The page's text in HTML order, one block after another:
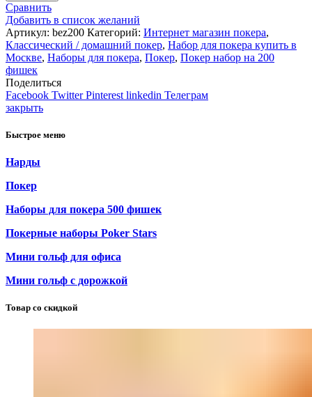
Сравнить
Добавить в список желаний
Артикул: bez200 Категорий: Интернет магазин покера,
Классический / домашний покер, Набор для покера купить в
Москве, Наборы для покера, Покер, Покер набор на 200
фишек
Поделиться
Facebook Twitter Pinterest linkedin Телеграм
закрыть
Быстрое меню
Нарды
Покер
Наборы для покера 500 фишек
Покерные наборы Poker Stars
Мини гольф для офиса
Мини гольф с дорожкой
Товар со скидкой